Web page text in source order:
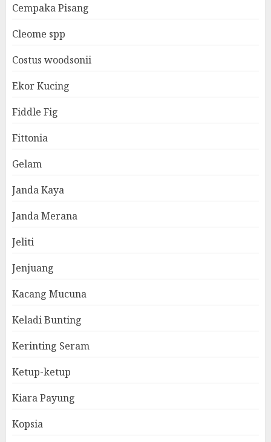
Cempaka Pisang
Cleome spp
Costus woodsonii
Ekor Kucing
Fiddle Fig
Fittonia
Gelam
Janda Kaya
Janda Merana
Jeliti
Jenjuang
Kacang Mucuna
Keladi Bunting
Kerinting Seram
Ketup-ketup
Kiara Payung
Kopsia